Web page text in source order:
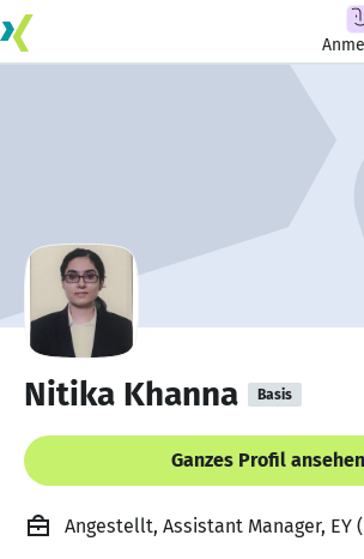
Nitika Khanna Basis
Ganzes Profil ansehen
Angestellt, Assistant Manager, EY